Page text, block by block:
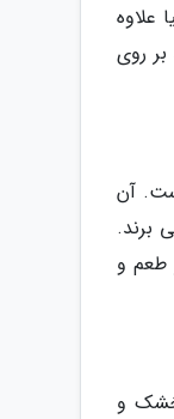
علاوه
روی
آن
برند.
طعم و
خشک و